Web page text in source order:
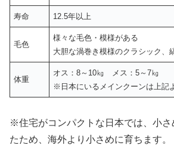
寿命 12.5年以上
毛色
様々な毛色・模様がある
大胆な渦巻き模様のクラシック、
体重
オス：8～10㎏ メス：5～7㎏
※日本にいるメインクーンは上記
※住宅がコンパクトな日本では、小さ
たため、海外より小さめに育ちます。